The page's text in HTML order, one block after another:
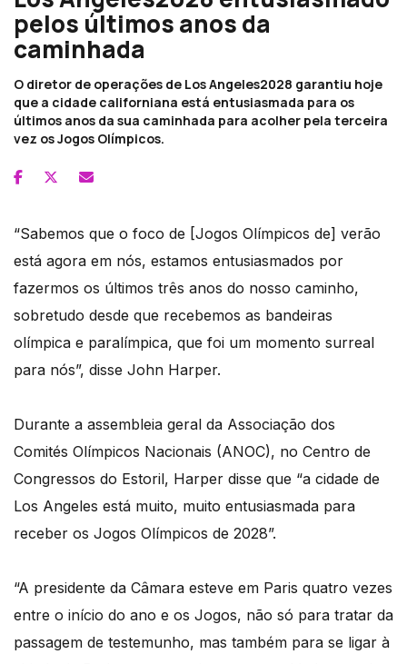
pelos últimos anos da
caminhada
O diretor de operações de Los Angeles2028 garantiu hoje
que a cidade californiana está entusiasmada para os
últimos anos da sua caminhada para acolher pela terceira
vez os Jogos Olímpicos.
“Sabemos que o foco de [Jogos Olímpicos de] verão
está agora em nós, estamos entusiasmados por
fazermos os últimos três anos do nosso caminho,
sobretudo desde que recebemos as bandeiras
olímpica e paralímpica, que foi um momento surreal
para nós”, disse John Harper.
Durante a assembleia geral da Associação dos
Comités Olímpicos Nacionais (ANOC), no Centro de
Congressos do Estoril, Harper disse que “a cidade de
Los Angeles está muito, muito entusiasmada para
receber os Jogos Olímpicos de 2028”.
“A presidente da Câmara esteve em Paris quatro vezes
entre o início do ano e os Jogos, não só para tratar da
passagem de testemunho, mas também para se ligar à